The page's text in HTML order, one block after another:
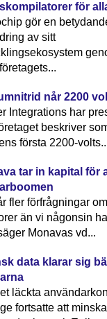
för
gör en
av sitt
når 2200
Integrations har
beskriver
första 2200-
tar in kapital för
fler förfrågningar
än vi någonsin
Monavas vd...
data klarar sig
läckta
fortsatte att